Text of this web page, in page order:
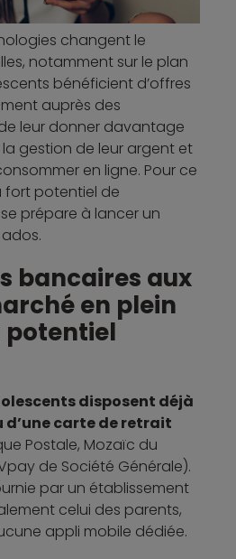
changent le
notamment sur le plan
bénéficient d’offres
auprès des
leur donner davantage
gestion de leur argent et
en ligne. Pour ce
fort potentiel de
prépare à lancer un
bancaires aux
en plein
potentiel
disposent déjà
d’une carte de retrait
Postale, Mozaïc du
de Société Générale).
par un établissement
celui des parents,
appli mobile dédiée.